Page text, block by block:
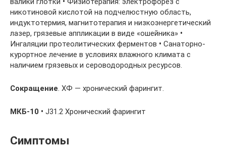
никотиновой кислотой на подчелюстную область,
индуктотермия, магнитотерапия и низкоэнергетический
лазер, грязевые аппликации в виде «ошейника» •
Ингаляции протеолитических ферментов • Санаторно-
курортное лечение в условиях влажного климата с
наличием грязевых и сероводородных ресурсов.
Сокращение. ХФ — хронический фарингит.
МКБ-10 • J31.2 Хронический фарингит
Симптомы